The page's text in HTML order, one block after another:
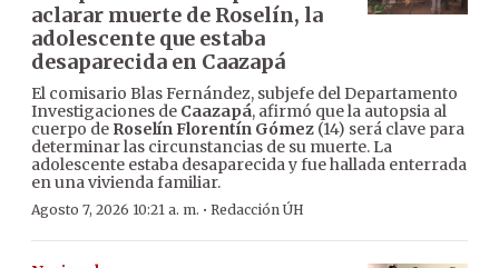
aclarar muerte de Roselín, la
adolescente que estaba
desaparecida en Caazapá
El comisario Blas Fernández, subjefe del Departamento
Investigaciones de Caazapá, afirmó que la autopsia al
cuerpo de Roselín Florentín Gómez (14) será clave para
determinar las circunstancias de su muerte. La
adolescente estaba desaparecida y fue hallada enterrada
en una vivienda familiar.
Agosto 7, 2026 10:21 a. m. · Redacción ÚH